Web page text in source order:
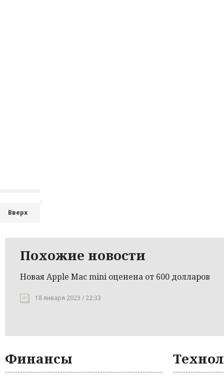
Вверх
Похожие новости
Новая Apple Mac mini оценена от 600 долларов
18 января 2023 / 22:33
Финансы